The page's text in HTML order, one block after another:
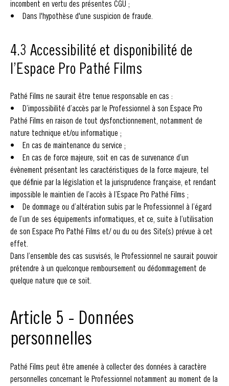
incombent en vertu des présentes CGU ;
• Dans l'hypothèse d'une suspicion de fraude.
4.3 Accessibilité et disponibilité de
l’Espace Pro Pathé Films
Pathé Films ne saurait être tenue responsable en cas :
• D’impossibilité d’accès par le Professionnel à son Espace Pro
Pathé Films en raison de tout dysfonctionnement, notamment de
nature technique et/ou informatique ;
• En cas de maintenance du service ;
• En cas de force majeure, soit en cas de survenance d’un
évènement présentant les caractéristiques de la force majeure, tel
que définie par la législation et la jurisprudence française, et rendant
impossible le maintien de l’accès à l’Espace Pro Pathé Films ;
• De dommage ou d’altération subis par le Professionnel à l’égard
de l’un de ses équipements informatiques, et ce, suite à l’utilisation
de son Espace Pro Pathé Films et/ ou du ou des Site(s) prévue à cet
effet.
Dans l’ensemble des cas susvisés, le Professionnel ne saurait pouvoir
prétendre à un quelconque remboursement ou dédommagement de
quelque nature que ce soit.
Article 5 - Données
personnelles
Pathé Films peut être amenée à collecter des données à caractère
personnelles concernant le Professionnel notamment au moment de la